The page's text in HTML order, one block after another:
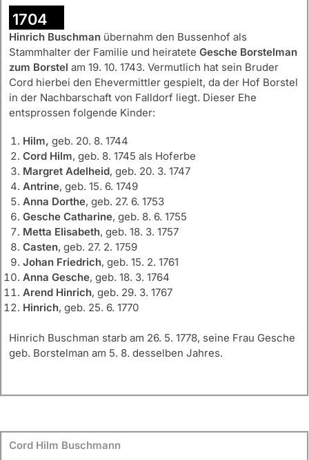
1704
Hinrich Buschman übernahm den Bussenhof als
Stammhalter der Familie und heiratete Gesche Borstelman
zum Borstel am 19. 10. 1743. Vermutlich hat sein Bruder
Cord hierbei den Ehevermittler gespielt, da der Hof Borstel
in der Nachbarschaft von Falldorf liegt. Dieser Ehe
entsprossen folgende Kinder:
Hilm, geb. 20. 8. 1744
Cord Hilm, geb. 8. 1745 als Hoferbe
Margret Adelheid, geb. 20. 3. 1747
Antrine, geb. 15. 6. 1749
Anna Dorthe, geb. 27. 6. 1753
Gesche Catharine, geb. 8. 6. 1755
Metta Elisabeth, geb. 18. 3. 1757
Casten, geb. 27. 2. 1759
Johan Friedrich, geb. 15. 2. 1761
Anna Gesche, geb. 18. 3. 1764
Arend Hinrich, geb. 29. 3. 1767
Hinrich, geb. 25. 6. 1770
Hinrich Buschman starb am 26. 5. 1778, seine Frau Gesche
geb. Borstelman am 5. 8. desselben Jahres.
Cord Hilm Buschmann